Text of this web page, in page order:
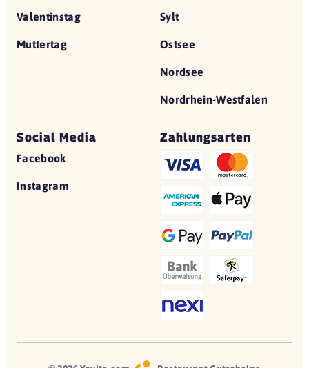
Valentinstag
Muttertag
Sylt
Ostsee
Nordsee
Nordrhein-Westfalen
Social Media
Facebook
Instagram
Zahlungsarten